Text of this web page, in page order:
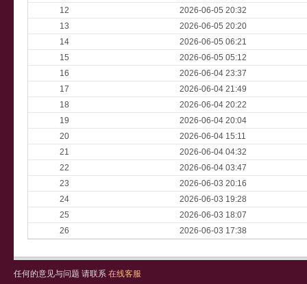
12
2026-06-05 20:32
13
2026-06-05 20:20
14
2026-06-05 06:21
15
2026-06-05 05:12
16
2026-06-04 23:37
17
2026-06-04 21:49
18
2026-06-04 20:22
19
2026-06-04 20:04
20
2026-06-04 15:11
21
2026-06-04 04:32
22
2026-06-04 03:47
23
2026-06-03 20:16
24
2026-06-03 19:28
25
2026-06-03 18:07
26
2026-06-03 17:38
任何的意见与问题 请联系 在线客服